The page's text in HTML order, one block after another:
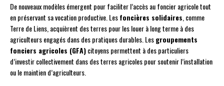
De nouveaux modèles émergent pour faciliter l’accès au foncier agricole tout
en préservant sa vocation productive. Lesfoncières solidaires , comme
Terre de Liens, acquièrent des terres pour les louer à long terme à des
agriculteurs engagés dans des pratiques durables. Lesgroupements
fonciers agricoles (GFA)citoyens permettent à des particuliers
d’investir collectivement dans des terres agricoles pour soutenir l’installation
ou le maintien d’agriculteurs.